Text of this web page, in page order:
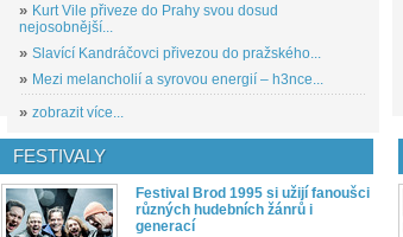
» Kurt Vile přiveze do Prahy svou dosud
nejosobnější...
» Slavící Kandráčovci přivezou do pražského...
» Mezi melancholií a syrovou energií – h3nce...
» zobrazit více...
FESTIVALY
Festival Brod 1995 si užijí fanoušci
různých hudebních žánrů i
generací